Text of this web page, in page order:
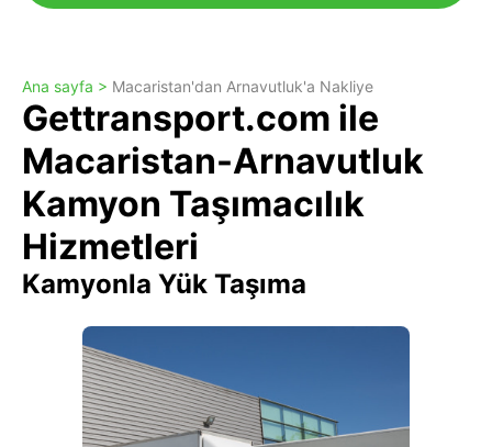
Ana sayfa > Macaristan'dan Arnavutluk'a Nakliye
Gettransport.com ile
Macaristan-Arnavutluk
Kamyon Taşımacılık
Hizmetleri
Kamyonla Yük Taşıma